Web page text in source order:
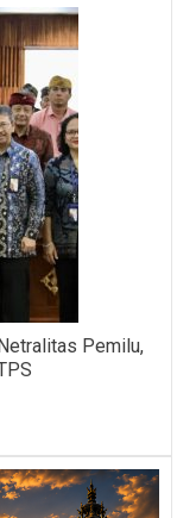
Pemilu,